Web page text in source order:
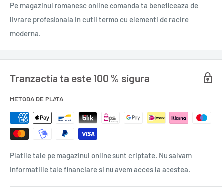
Beneficii:
Actiune tripla: Fortifica radacina parului Creste rezistenta
Utilizare:
Aplicati zilnic timp de minim 4 saptamani la radacina firului de
par. Masați scalpul și apoi aranjati parul in modul dorit. Nu se
Ingrediente:
PPG-26-Buteth-26, PEG-40 hydrogenated castor oil, Apigenin,
Oleanolic acid, Biotinoyl tripeptide-1, Cinchona Succirubra
bark extract, Caffeine, Panthenol, Tetrasodium EDTA.
Pe magazinul romanesc online comanda ta beneficeaza de
livrare profesionala in cutii termo cu elementi de racire
moderna.
Tranzactia ta este 100 % sigura
METODA DE PLATA
Platile tale pe magazinul online sunt criptate. Nu salvam
informatiile tale financiare si nu avem acces la acestea.